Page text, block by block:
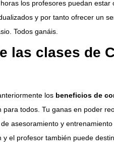
los profesores puedan estar
y por tanto ofrecer un
Todos ganáis.
las clases de
los beneficios de
para todos. Tu ganas en poder
asesoramiento y
y el profesor también puede